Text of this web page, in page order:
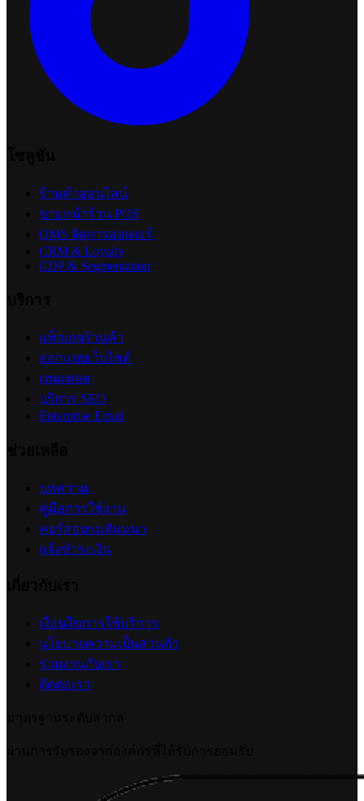
ร้านค้าออนไลน์
ขายหน้าร้าน POS
OMS จัดการออเดอร์
CRM & Loyalty
CDP & Segmentation
แพ็กเกจร้านค้า
ออกแบบเว็บไซต์
เทมเพลต
บริการ SEO
Enterprise Email
บทความ
คู่มือการใช้งาน
คอร์สอบรมสัมมนา
แจ้งชำระเงิน
เงื่อนไขการใช้บริการ
นโยบายความเป็นส่วนตัว
ร่วมงานกับเรา
ติดต่อเรา